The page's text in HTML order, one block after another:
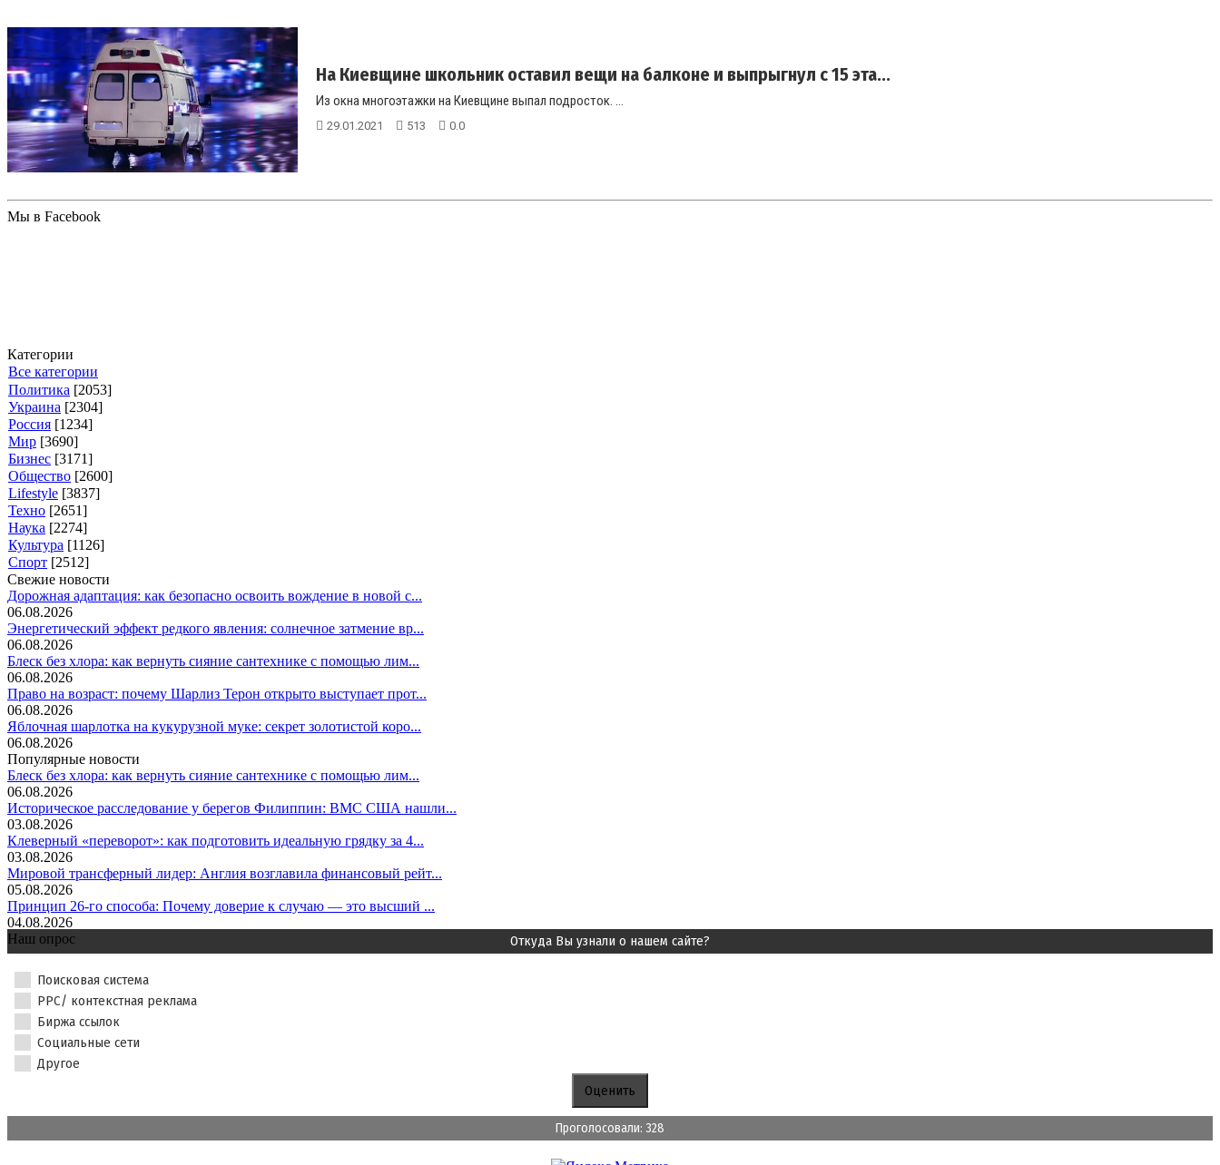
На Киевщине школьник оставил вещи на балконе и выпрыгнул с 15 эта...
Из окна многоэтажки на Киевщине выпал подросток. ...
29.01.2021 513 0.0
Мы в Facebook
Категории
Все категории
Политика [2053]
Украина [2304]
Россия [1234]
Мир [3690]
Бизнес [3171]
Общество [2600]
Lifestyle [3837]
Техно [2651]
Наука [2274]
Культура [1126]
Спорт [2512]
Свежие новости
Дорожная адаптация: как безопасно освоить вождение в новой с...
06.08.2026
Энергетический эффект редкого явления: солнечное затмение вр...
06.08.2026
Блеск без хлора: как вернуть сияние сантехнике с помощью лим...
06.08.2026
Право на возраст: почему Шарлиз Терон открыто выступает прот...
06.08.2026
Яблочная шарлотка на кукурузной муке: секрет золотистой коро...
06.08.2026
Популярные новости
Блеск без хлора: как вернуть сияние сантехнике с помощью лим...
06.08.2026
Историческое расследование у берегов Филиппин: ВМС США нашли...
03.08.2026
Клеверный «переворот»: как подготовить идеальную грядку за 4...
03.08.2026
Мировой трансферный лидер: Англия возглавила финансовый рейт...
05.08.2026
Принцип 26-го способа: Почему доверие к случаю — это высший ...
04.08.2026
Наш опрос
Откуда Вы узнали о нашем сайте?
Поисковая система
PPC/ контекстная реклама
Биржа ссылок
Социальные сети
Другое
Проголосовали: 328